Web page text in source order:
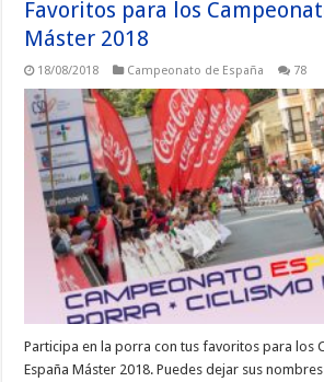
Favoritos para los
Máster 2018
18/08/2018 Campeonato de España 78
Participa en la porra con tus favoritos para los
España Máster 2018. Puedes dejar sus